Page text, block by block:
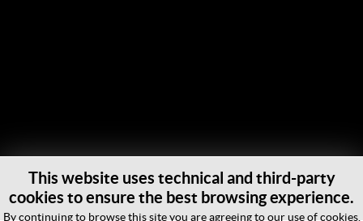
澤來滋·克拉維約（Ruy González de Clavijo, ？-1412）
攜帶至帝國的首都撒馬爾罕（Samarkand）。帖木爾在
This website uses technical and third-party
cookies to ensure the best browsing experience.
By continuing to browse this site you are agreeing to our use of cookies.